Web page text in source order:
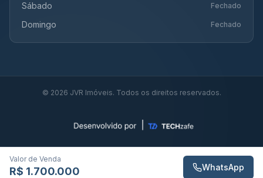
Valor de Venda
R$ 1.700.000 WhatsApp
Sábado Fechado
Domingo Fechado
© 2026 JVR Imóveis. Todos os direitos reservados.